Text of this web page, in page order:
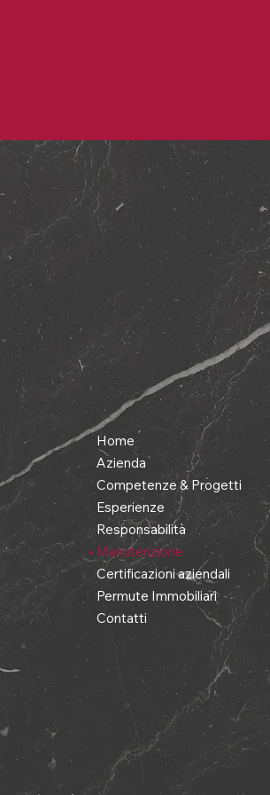
73
Dalmazzo CN
Home
Azienda
Competenze & Progetti
Esperienze
Responsabilità
Manutenzione
Certificazioni aziendali
Permute Immobiliari
Contatti
policy